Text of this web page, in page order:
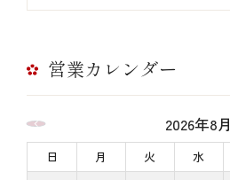
営業カレンダー
2026年8月
日 月 火 水